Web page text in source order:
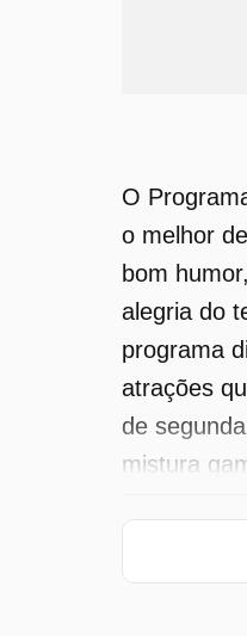
O
o melhor
bom
alegria do
programa
atrações
de
mistura
Programa